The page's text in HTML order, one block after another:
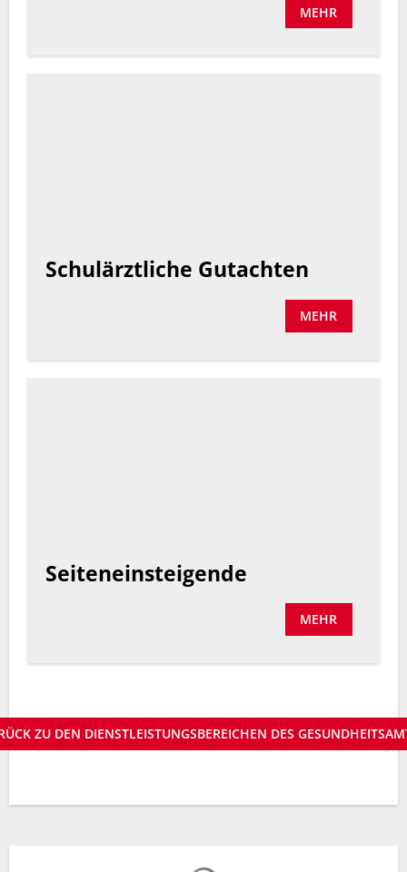
MEHR
Schulärztliche Gutachten
MEHR
Seiteneinsteigende
MEHR
ZU DEN DIENSTLEISTUNGSBEREICHEN DES